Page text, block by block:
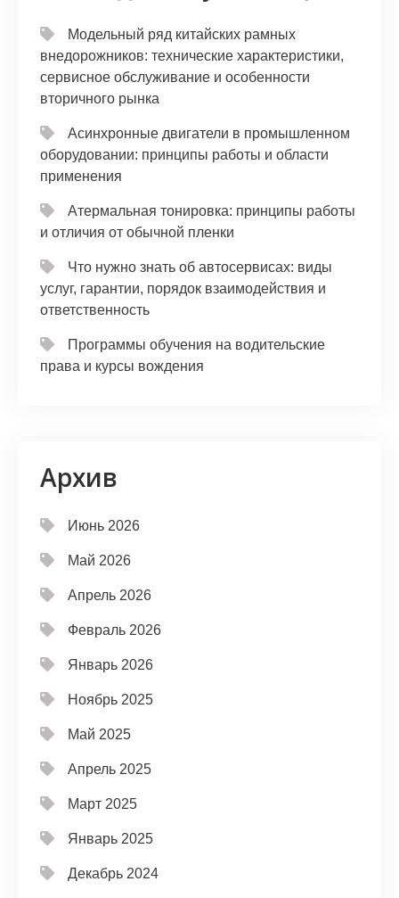
Модельный ряд китайских рамных
внедорожников: технические характеристики,
сервисное обслуживание и особенности
вторичного рынка
Асинхронные двигатели в промышленном
оборудовании: принципы работы и области
применения
Атермальная тонировка: принципы работы
и отличия от обычной пленки
Что нужно знать об автосервисах: виды
услуг, гарантии, порядок взаимодействия и
ответственность
Программы обучения на водительские
права и курсы вождения
Архив
Июнь 2026
Май 2026
Апрель 2026
Февраль 2026
Январь 2026
Ноябрь 2025
Май 2025
Апрель 2025
Март 2025
Январь 2025
Декабрь 2024